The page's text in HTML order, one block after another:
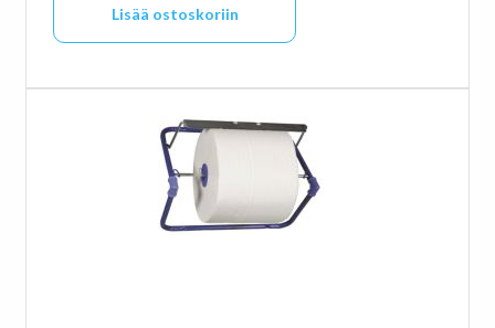
Lisää ostoskoriin